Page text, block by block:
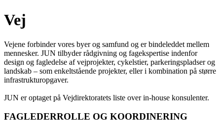
Vej
Vejene forbinder vores byer og samfund og er bindeleddet mellem
mennesker. JUN tilbyder rådgivning og fagekspertise indenfor
design og fagledelse af vejprojekter, cykelstier, parkeringspladser og
landskab – som enkeltstående projekter, eller i kombination på større
infrastrukturopgaver.
JUN er optaget på Vejdirektoratets liste over in-house konsulenter.
FAGLEDERROLLE OG KOORDINERING